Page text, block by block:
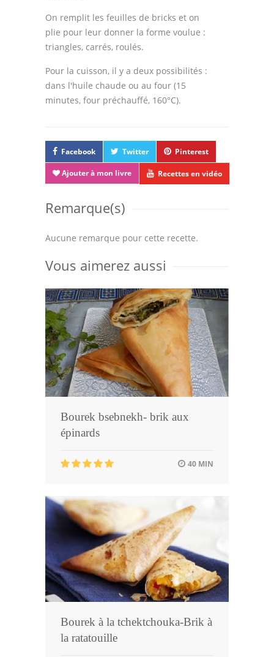
On remplit les feuilles de bricks et on
plie pour leur donner la forme voulue :
triangles, carrés, roulés.
Pour la cuisson, il y a deux possibilités :
dans l'huile chaude ou au four (15
minutes, four préchauffé, 160°C).
Facebook Twitter Pinterest
Ajouter à mon livre Recettes en vidéo
Remarque(s)
Aucune remarque pour cette recette.
Vous aimerez aussi
Bourek bsebnekh- brik aux
épinards
40 MIN
Bourek à la tchektchouka-Brik à
la ratatouille